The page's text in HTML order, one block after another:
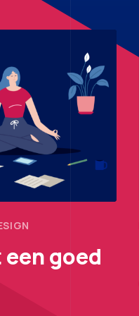
goed